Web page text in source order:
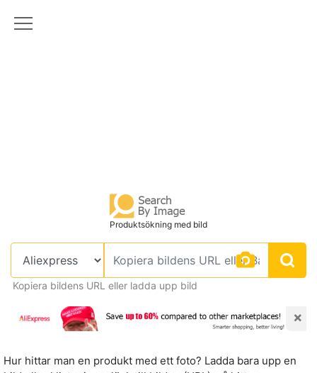
Produktsökning med bild
Kopiera bildens URL eller ladda upp bild
×
Hur hittar man en produkt med ett foto? Ladda bara upp en